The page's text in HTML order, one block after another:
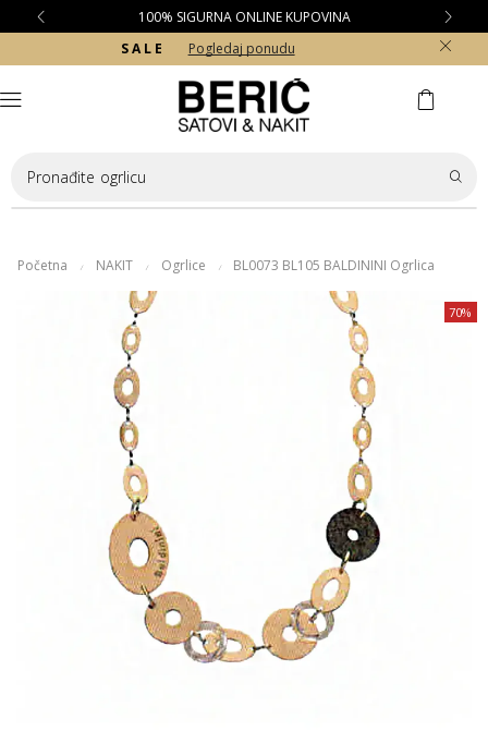
100% SIGURNA ONLINE KUPOVINA
S A L E
Pogledaj ponudu
Pronađite ogrlicu
Početna / NAKIT / Ogrlice / BL0073 BL105 BALDININI Ogrlica
70%